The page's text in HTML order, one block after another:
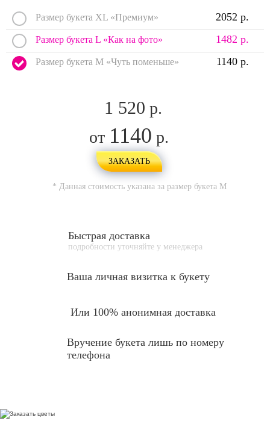
Размер букета XL «Премиум» 2052 р.
Размер букета L «Как на фото» 1482 р.
Размер букета M «Чуть поменьше» 1140 р.
1 520 р.
от 1140 р.
ЗАКАЗАТЬ
* Данная стоимость указана за размер букета M
Быстрая доставка
подробности уточняйте у менеджера
Ваша личная визитка к букету
Или 100% анонимная доставка
Вручение букета лишь по номеру
телефона